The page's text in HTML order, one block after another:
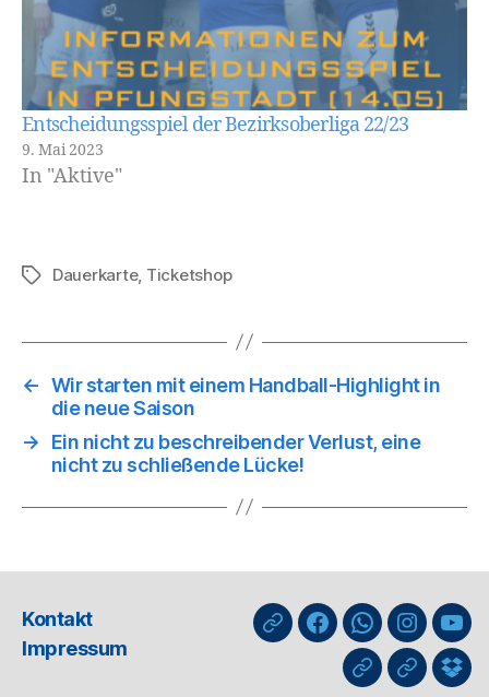
Entscheidungsspiel der Bezirksoberliga 22/23
9. Mai 2023
In "Aktive"
Schlagwörter
Dauerkarte, Ticketshop
← Wir starten mit einem Handball-Highlight in
die neue Saison
→
Ein nicht zu beschreibender Verlust, eine
nicht zu schließende Lücke!
Kontakt
Impressum
nuLigaFacebookWhatsApp-
Kanal
GIPHYThreads